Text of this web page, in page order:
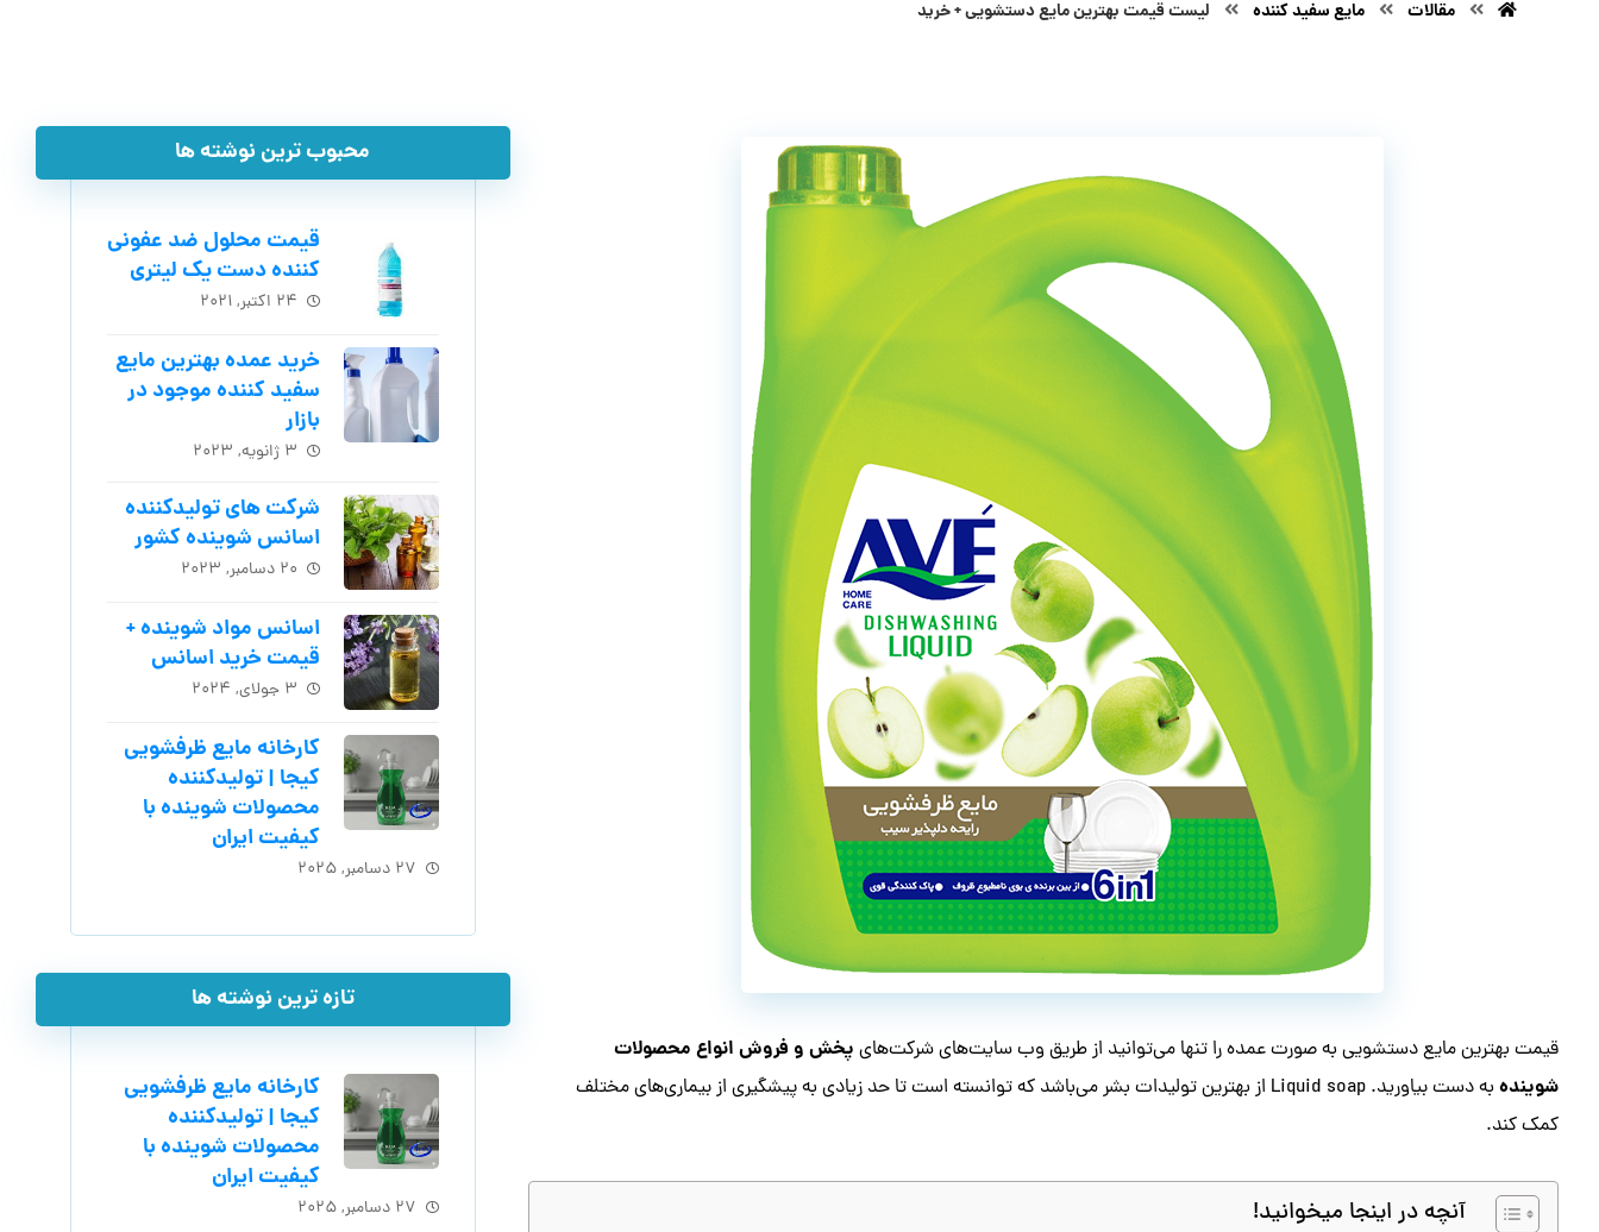
مقالات مایع سفید کننده لیست قیمت بهترین مایع دستشویی + خرید
قیمت بهترین مایع دستشویی به صورت عمده را تنها می‌توانید از طریق وب سایت‌های شرکت‌های پخش و فروش انواع محصولات
شوینده
به دست بیاورید. Liquid soap از بهترین تولیدات بشر می‌باشد که توانسته است تا حد زیادی به پیشگیری از بیماری‌های مختلف
کمک کند.
آنچه در اینجا میخوانید!
محبوب ترین نوشته ها
قیمت محلول ضد عفونی
کننده دست یک لیتری
۲۴ اکتبر, ۲۰۲۱
خرید عمده بهترین مایع
سفید کننده موجود در
بازار
۳ ژانویه, ۲۰۲۳
شرکت های تولیدکننده
اسانس شوینده کشور
۲۰ دسامبر, ۲۰۲۳
اسانس مواد شوینده +
قیمت خرید اسانس
۳ جولای, ۲۰۲۴
کارخانه مایع ظرفشویی
کیجا | تولیدکننده
محصولات شوینده با
کیفیت ایران
۲۷ دسامبر, ۲۰۲۵
تازه ترین نوشته ها
کارخانه مایع ظرفشویی
کیجا | تولیدکننده
محصولات شوینده با
کیفیت ایران
۲۷ دسامبر, ۲۰۲۵